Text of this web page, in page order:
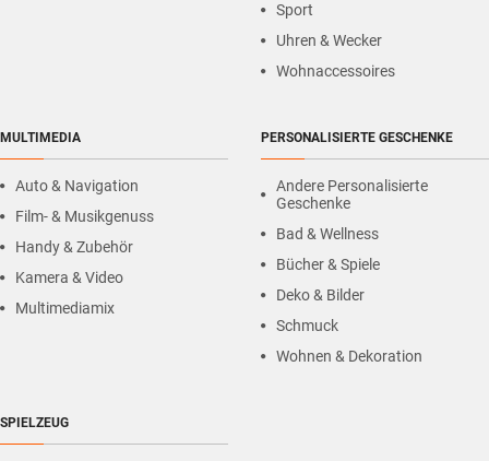
Sport
Uhren & Wecker
Wohnaccessoires
MULTIMEDIA
Auto & Navigation
Film- & Musikgenuss
Handy & Zubehör
Kamera & Video
Multimediamix
PERSONALISIERTE GESCHENKE
Andere Personalisierte
Geschenke
Bad & Wellness
Bücher & Spiele
Deko & Bilder
Schmuck
Wohnen & Dekoration
SPIELZEUG